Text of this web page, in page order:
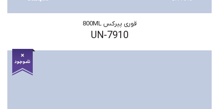
قوری پیرکس 800ML
UN-7910